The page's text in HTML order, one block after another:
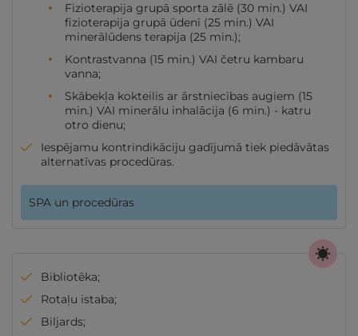
Fizioterapija grupā sporta zālē (30 min.) VAI
fizioterapija grupā ūdenī (25 min.) VAI
minerālūdens terapija (25 min.);
Kontrastvanna (15 min.) VAI četru kambaru
vanna;
Skābekļa kokteilis ar ārstniecības augiem (15
min.) VAI minerālu inhalācija (6 min.) - katru
otro dienu;
Iespējamu kontrindikāciju gadījumā tiek piedāvātas
alternatīvas procedūras.
SPA un procedūras
Bibliotēka;
Rotaļu istaba;
Biljards;